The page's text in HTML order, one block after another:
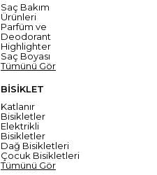
Saç Bakım
Ürünleri
Parfüm ve
Deodorant
Highlighter
Saç Boyası
Tümünü Gör
BİSİKLET
Katlanır
Bisikletler
Elektrikli
Bisikletler
Dağ Bisikletleri
Çocuk Bisikletleri
Tümünü Gör